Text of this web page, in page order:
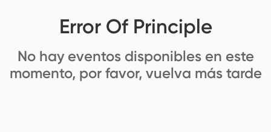
Error Of Principle
No hay eventos disponibles en este
momento, por favor, vuelva más tarde